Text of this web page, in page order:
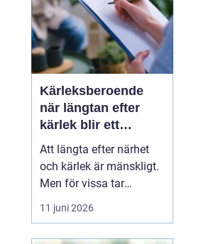
Kärleksberoende
när längtan efter
kärlek blir ett
beroende
Att längta efter närhet
och kärlek är mänskligt.
Men för vissa tar
längtan över helt.
Relationer, förälskelser
11 juni 2026